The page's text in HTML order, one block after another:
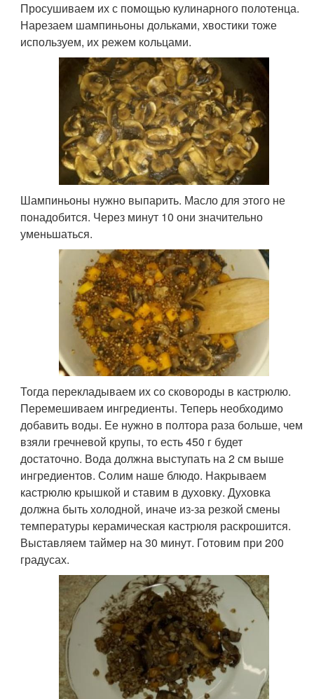
Просушиваем их с помощью кулинарного полотенца.
Нарезаем шампиньоны дольками, хвостики тоже
используем, их режем кольцами.
Шампиньоны нужно выпарить. Масло для этого не
понадобится. Через минут 10 они значительно
уменьшаться.
Тогда перекладываем их со сковороды в кастрюлю.
Перемешиваем ингредиенты. Теперь необходимо
добавить воды. Ее нужно в полтора раза больше, чем
взяли гречневой крупы, то есть 450 г будет
достаточно. Вода должна выступать на 2 см выше
ингредиентов. Солим наше блюдо. Накрываем
кастрюлю крышкой и ставим в духовку. Духовка
должна быть холодной, иначе из-за резкой смены
температуры керамическая кастрюля раскрошится.
Выставляем таймер на 30 минут. Готовим при 200
градусах.